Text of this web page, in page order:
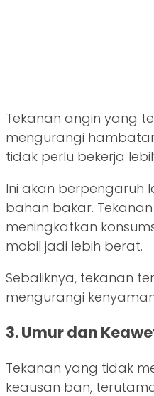
Tekanan angin yang
mengurangi
tidak perlu bekerja
Ini akan berpengaruh
bahan bakar.
meningkatkan
mobil jadi lebih berat.
Sebaliknya, tekanan
mengurangi
3. Umur dan
Tekanan yang tidak
keausan ban,